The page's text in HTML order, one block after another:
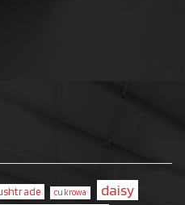
cukrowa daisy